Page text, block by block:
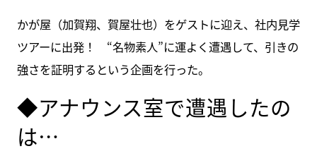
かが屋（加賀翔、賀屋壮也）をゲストに迎え、社内見学
ツアーに出発！ “名物素人”に運よく遭遇して、引きの
強さを証明するという企画を行った。
◆アナウンス室で遭遇したの
は…